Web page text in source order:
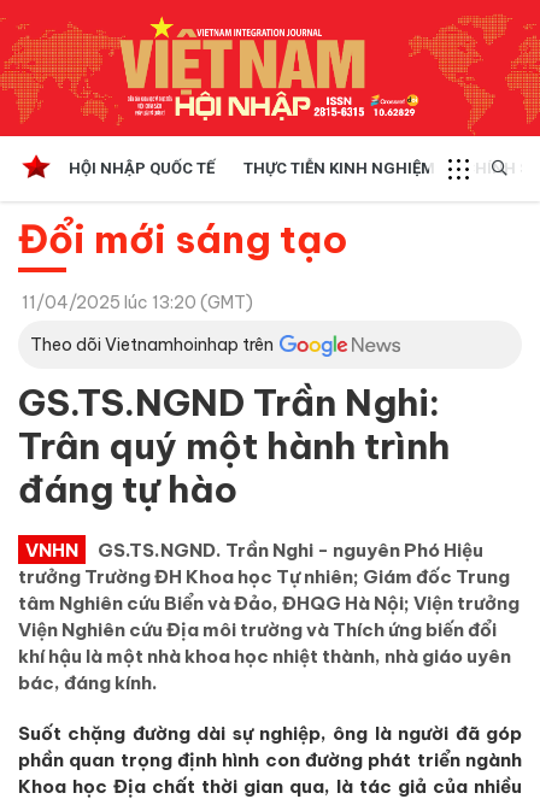
HỘI NHẬP QUỐC TẾ THỰC TIỄN KINH NGHIỆM CHÍNH
Đổi mới sáng tạo
11/04/2025 lúc 13:20 (GMT)
Theo dõi Vietnamhoinhap trên
GS.TS.NGND Trần Nghi:
Trân quý một hành trình
đáng tự hào
VNHN
GS.TS.NGND. Trần Nghi - nguyên Phó Hiệu
trưởng Trường ĐH Khoa học Tự nhiên; Giám đốc Trung
tâm Nghiên cứu Biển và Đảo, ĐHQG Hà Nội; Viện trưởng
Viện Nghiên cứu Địa môi trường và Thích ứng biến đổi
khí hậu là một nhà khoa học nhiệt thành, nhà giáo uyên
bác, đáng kính.
Suốt chặng đường dài sự nghiệp, ông là người đã góp
phần quan trọng định hình con đường phát triển ngành
Khoa học Địa chất thời gian qua, là tác giả của nhiều